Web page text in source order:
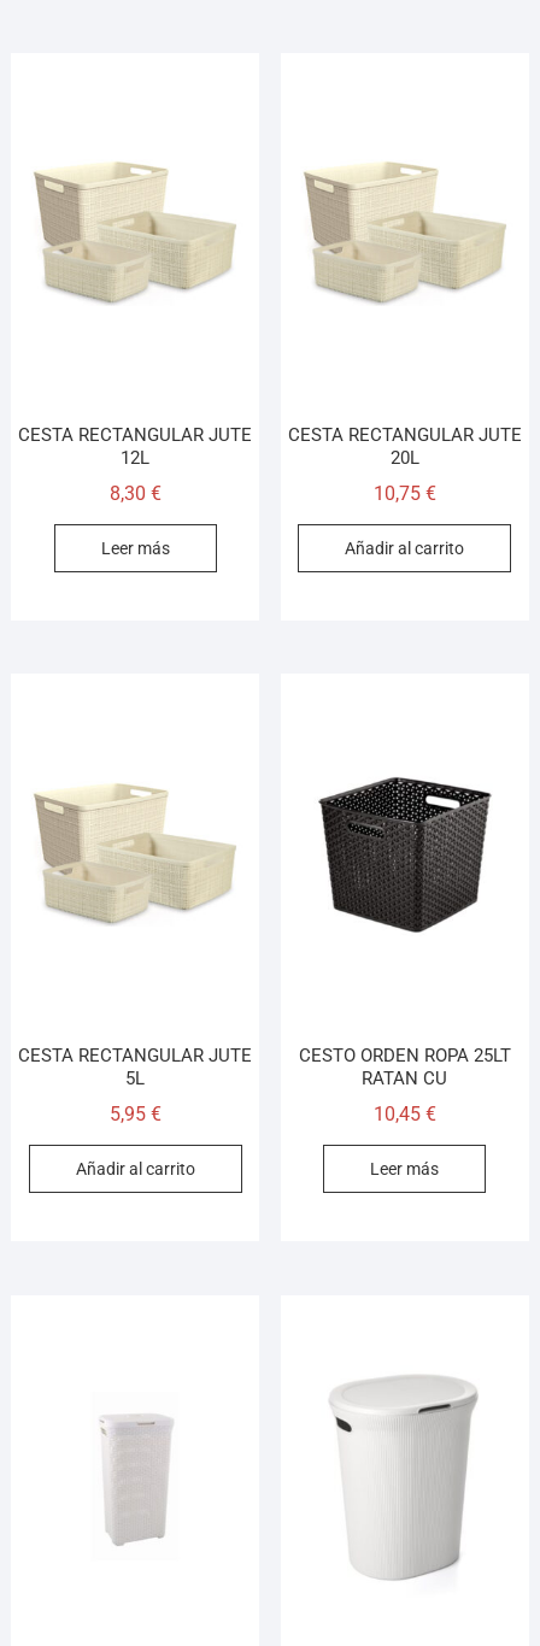
CESTA RECTANGULAR JUTE
12L
8,30 €
Leer más
CESTA RECTANGULAR JUTE
20L
10,75 €
Añadir al carrito
CESTA RECTANGULAR JUTE
5L
5,95 €
Añadir al carrito
CESTO ORDEN ROPA 25LT
RATAN CU
10,45 €
Leer más